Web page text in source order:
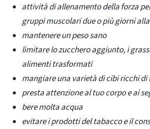
attività di allenamento della forza
gruppi muscolari due o più giorni
mantenere un peso sano
limitare lo zucchero aggiunto, i
alimenti trasformati
mangiare una varietà di cibi ricchi
presta attenzione al tuo corpo e ai
bere molta acqua
evitare i prodotti del tabacco e il